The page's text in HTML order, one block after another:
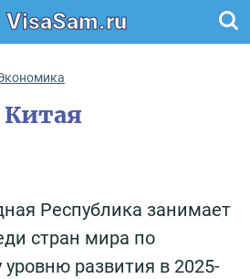
VisaSam.ru
Республика занимает
стран мира по
развития в 2025-